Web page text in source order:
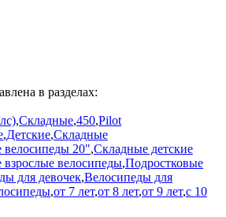
в разделах:
,Складные,450,Pilot
,Детские,Складные
20",Складные детские
велосипеды,Подростковые
для девочек,Велосипеды для
,от 7 лет,от 8 лет,от 9 лет,с 10